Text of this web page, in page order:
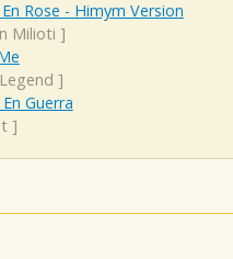
Rose - Himym Version
Milioti ]
]
Guerra
]